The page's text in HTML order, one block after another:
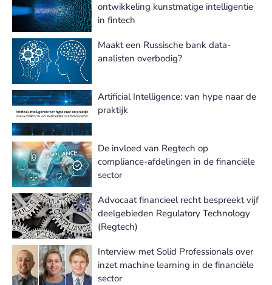
ontwikkeling kunstmatige intelligentie
in fintech
Maakt een Russische bank data-
analisten overbodig?
Artificial Intelligence: van hype naar de
praktijk
De invloed van Regtech op
compliance-afdelingen in de financiële
sector
Advocaat financieel recht bespreekt vijf
deelgebieden Regulatory Technology
(Regtech)
Interview met Solid Professionals over
inzet machine learning in de financiële
sector